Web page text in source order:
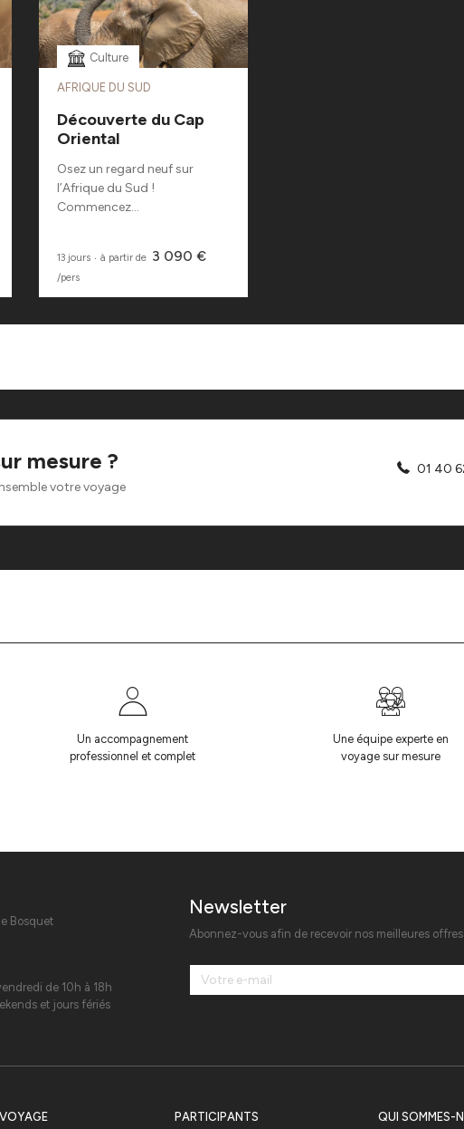
Culture
AFRIQUE DU SUD
Découverte du Cap
Oriental
Osez un regard neuf sur
l’Afrique du Sud !
Commencez...
13 jours ‧ à partir de 3 090 €
/pers
mesure ?
votre voyage
01 40
Un accompagnement
professionnel et complet
Une équipe experte en
voyage sur mesure
Bosquet
de 10h à 18h
et jours fériés
Newsletter
Abonnez-vous afin de recevoir nos meilleures
VOYAGE PARTICIPANTS QUI SOMMES-